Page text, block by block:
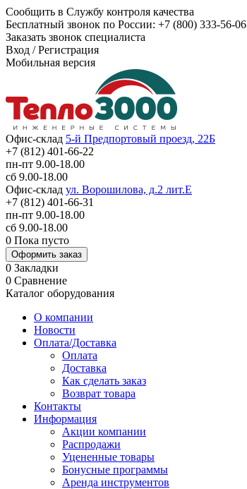
Сообщить в Службу контроля качества
Бесплатный звонок по России: +7 (800) 333-56-06
Заказать звонок специалиста
Вход /Регистрация
Мобильная версия
Офис-склад 5-й Предпортовый проезд, 22Б
+7 (812) 401-66-22
пн-пт 9.00-18.00
сб 9.00-18.00
Офис-склад ул. Ворошилова, д.2 лит.Е
+7 (812) 401-66-31
пн-пт 9.00-18.00
сб 9.00-18.00
0 Пока пусто
Оформить заказ
0 Закладки
0 Сравнение
Каталог оборудования
О компании
Новости
Оплата/Доставка
Оплата
Доставка
Как сделать заказ
Возврат товара
Контакты
Информация
Акции компании
Распродажи
Уцененные товары
Бонусные программы
Аренда инструментов